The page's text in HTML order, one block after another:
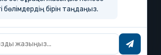
бөлімдердің бірін таңдаңыз.